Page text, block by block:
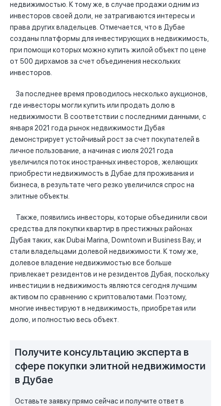
недвижимостью. К тому же, в случае продажи одним из
инвесторов своей доли, не затрагиваются интересы и
права других владельцев. Отмечается, что в Дубае
созданы платформы для инвестирующих в недвижимость,
при помощи которых можно купить жилой объект по цене
от 500 дирхамов за счет объединения нескольких
инвесторов.
За последнее время проводилось несколько аукционов,
где инвесторы могли купить или продать долю в
недвижимости. В соответствии с последними данными, с
января 2021 года рынок недвижимости Дубая
демонстрирует устойчивый рост за счет покупателей в
личное пользование, а начиная с июля 2021 года
увеличился поток иностранных инвесторов, желающих
приобрести недвижимость в Дубае для проживания и
бизнеса, в результате чего резко увеличился спрос на
элитные объекты.
Также, появились инвесторы, которые объединили свои
средства для покупки квартир в престижных районах
Дубая таких, как Dubai Marina, Downtown и Business Bay, и
стали владельцами долевой недвижимости. К тому же,
долевое владение недвижимостью все больше
привлекает резидентов и не резидентов Дубая, поскольку
инвестиции в недвижимость являются сегодня лучшим
активом по сравнению с криптовалютами. Поэтому,
многие инвестируют в недвижимость, приобретая или
долю, и полностью весь объект.
Получите консультацию эксперта в
сфере покупки элитной недвижимости
в Дубае
Оставьте заявку прямо сейчас и получите ответ в